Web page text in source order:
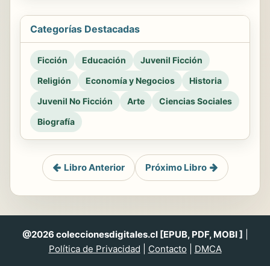
Categorías Destacadas
Ficción Educación
Juvenil Ficción
Religión
Economía y Negocios
Historia
Juvenil No Ficción
Arte
Ciencias Sociales
Biografía
Libro Anterior Próximo Libro
@2026 coleccionesdigitales.cl [EPUB, PDF, MOBI ]
Política de Privacidad
Contacto DMCA